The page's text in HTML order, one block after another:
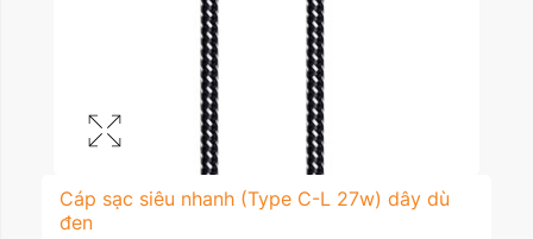
Cáp sạc siêu nhanh (Type C-L 27w) dây dù
đen